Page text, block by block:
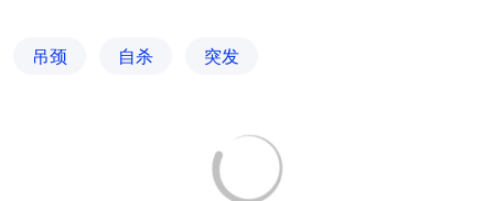
吊颈 自杀 突发